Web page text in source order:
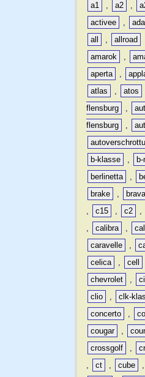
a1
, a2 ,
activee
,
all
, allroad
amarok
,
aperta
,
atlas
, atos
flensburg
,
flensburg
,
b-klasse
,
berlinetta
,
brake
,
,
c15 , c2 ,
,
calibra ,
caravelle
,
celica
, cell
chevrolet
,
clio
, clk-
concerto
,
cougar
,
crossgolf
,
,
ct , cube ,